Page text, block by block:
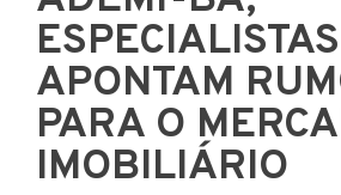
ESPECIALISTAS
APONTAM
PARA O
IMOBILIÁRIO